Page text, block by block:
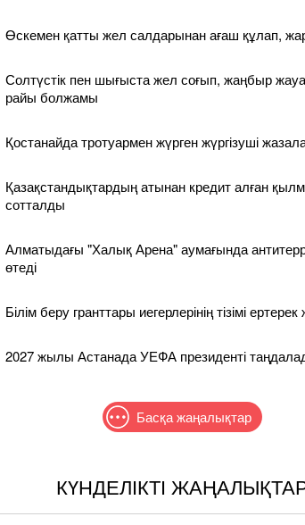
Өскемен қатты жел салдарынан ағаш құлап,
Солтүстік пен шығыста жел соғып, жаңбыр
райы болжамы
Қостанайда тротуармен жүрген жүргізуші
Қазақстандықтардың атынан кредит алған
сотталды
Алматыдағы "Халық Арена" аумағында
өтеді
Білім беру гранттары иегерлерінің тізімі
2027 жылы Астанада УЕФА президенті
Басқа жаңалықтар
КҮНДЕЛІКТІ